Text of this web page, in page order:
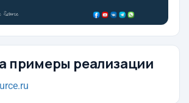
примеры реализации